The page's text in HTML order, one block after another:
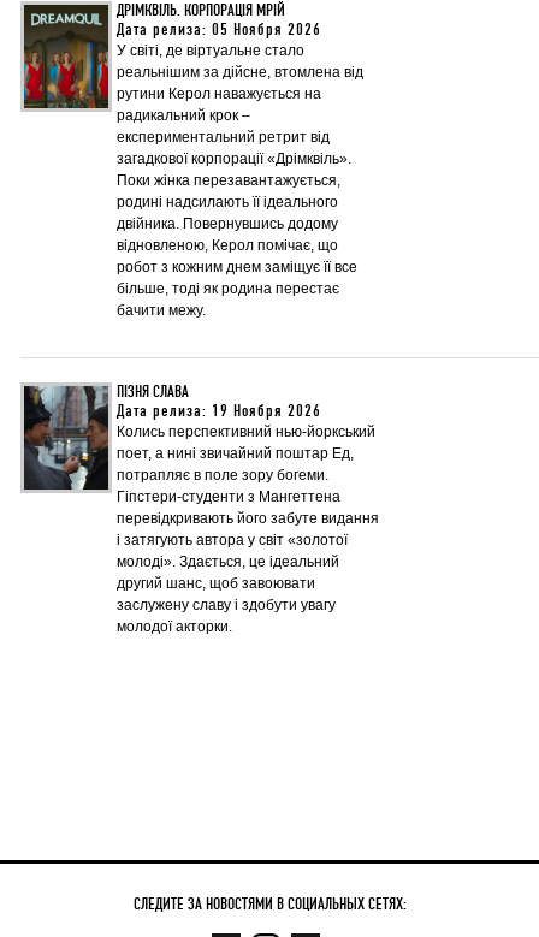
ДРІМКВІЛЬ. КОРПОРАЦІЯ МРІЙ
Дата релиза: 05 Ноября 2026
У світі, де віртуальне стало
реальнішим за дійсне, втомлена від
рутини Керол наважується на
радикальний крок –
експериментальний ретрит від
загадкової корпорації «Дрімквіль».
Поки жінка перезавантажується,
родині надсилають її ідеального
двійника. Повернувшись додому
відновленою, Керол помічає, що
робот з кожним днем заміщує її все
більше, тоді як родина перестає
бачити межу.
ПІЗНЯ СЛАВА
Дата релиза: 19 Ноября 2026
Колись перспективний нью-йоркський
поет, а нині звичайний поштар Ед,
потрапляє в поле зору богеми.
Гіпстери-студенти з Мангеттена
перевідкривають його забуте видання
і затягують автора у світ «золотої
молоді». Здається, це ідеальний
другий шанс, щоб завоювати
заслужену славу і здобути увагу
молодої акторки.
СЛЕДИТЕ ЗА НОВОСТЯМИ В СОЦИАЛЬНЫХ СЕТЯХ: